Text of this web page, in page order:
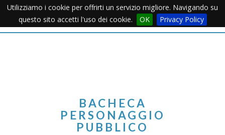
Utilizziamo i cookie per offrirti un servizio migliore. Navigando su
questo sito accetti l'uso dei cookie.
OK Privacy PolicyMenu
BACHECA
PERSONAGGIO
PUBBLICO